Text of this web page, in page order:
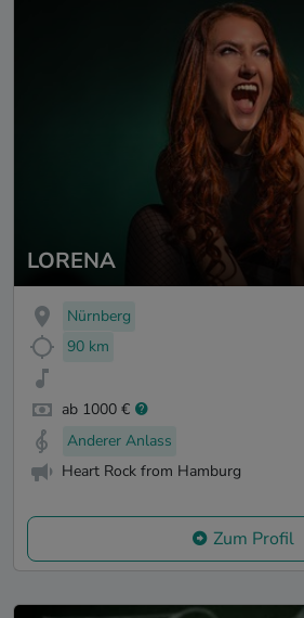
LORENA
Nürnberg
90 km
ab 1000 €
Anderer Anlass
Heart Rock from Hamburg
Zum Profil